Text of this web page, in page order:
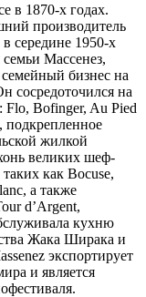
в 1870-х годах.
производитель
середине 1950-х
семьи Массенез,
бизнес на
сосредоточился на
Bofinger, Au Pied
подкрепленное
жилкой
великих шеф-
как Bocuse,
а также
d’Argent,
кухню
Жака Ширака и
экспортирует
и является